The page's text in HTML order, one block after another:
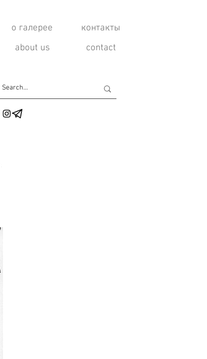
о галерее
about us
контакты
contact